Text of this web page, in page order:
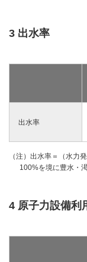
3 出水率
出水率
（注）出水率＝（水力
100%を境に豊水・渇
4 原子力設備利